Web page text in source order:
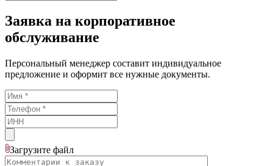
Заявка на корпоративное
обслуживание
Персональный менеджер составит индивидуальное
предложение и оформит все нужные документы.
Загрузите файл